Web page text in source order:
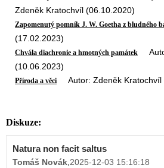
Zdeněk Kratochvíl (06.10.2020)
Zapomenutý pomník J. W. Goetha z bludného
(17.02.2023)
Chvála diachronie a hmotných památek
(10.06.2023)
Příroda a věci Autor: Zdeněk Kratochvíl
Diskuze:
Natura non facit saltus
Tomáš Novák,2025-12-03 15:16:18